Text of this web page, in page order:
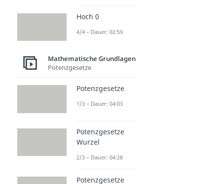
Hoch 0
4/4 – Dauer: 02:59
Mathematische Grundlagen
Potenzgesetze
Potenzgesetze
1/3 – Dauer: 04:03
Potenzgesetze
Wurzel
2/3 – Dauer: 04:28
Potenzgesetze